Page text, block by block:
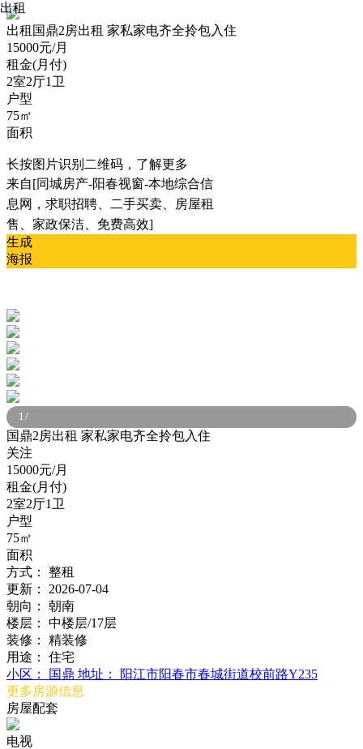
出租 国鼎2房出租 家私家电齐全拎包入住
15000元/月
租金(月付)
2室2厅1卫
户型
75㎡
面积
长按图片识别二维码，了解更多
来自[同城房产-阳春视窗-本地综合信
息网，求职招聘、二手买卖、房屋租
售、家政保洁、免费高效]
生成
海报
出租
1/
国鼎2房出租 家私家电齐全拎包入住
关注
15000元/月
租金(月付)
2室2厅1卫
户型
75㎡
面积
方式：
整租
更新：
2026-07-04
朝向：
朝南
楼层：
中楼层/17层
装修：
精装修
用途：
住宅
小区：
国鼎 地址：
阳江市阳春市春城街道校前路Y235
更多房源信息
房屋配套
电视